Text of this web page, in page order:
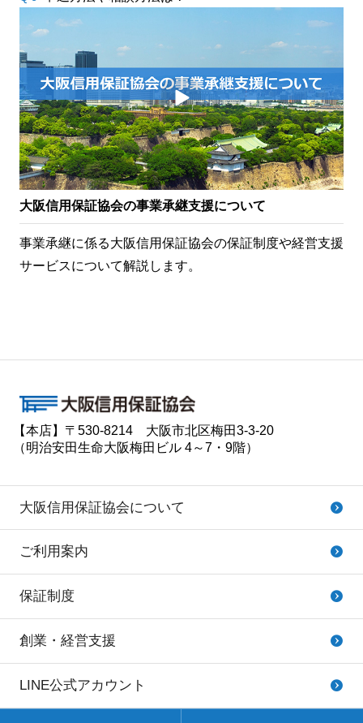
大阪信用保証協会の事業承継支援について
事業承継に係る大阪信用保証協会の保証制度や経営支援
サービスについて解説します。
【本店】〒530-8214 大阪市北区梅田3-3-20
（明治安田生命大阪梅田ビル 4～7・9階）
大阪信用保証協会について
ご利用案内
保証制度
創業・経営支援
LINE公式アカウント